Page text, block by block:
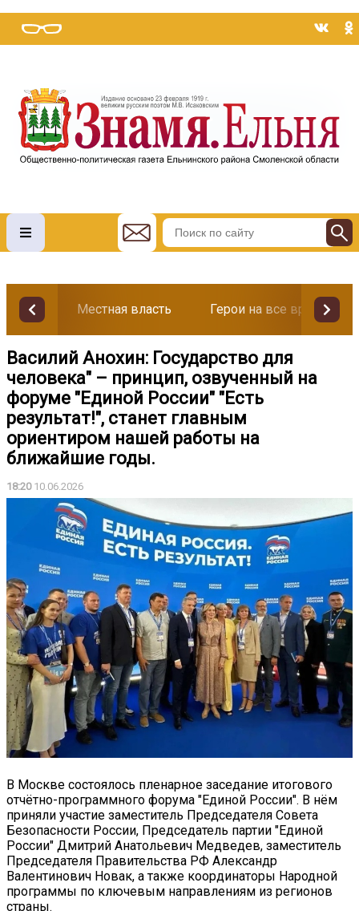
Местная власть Герои на все времена
Василий Анохин: Государство для
человека" – принцип, озвученный на
форуме "Единой России" "Есть
результат!", станет главным
ориентиром нашей работы на
ближайшие годы.
18:2010.06.2026
В Москве состоялось пленарное заседание итогового
отчётно-программного форума "Единой России". В нём
приняли участие заместитель Председателя Совета
Безопасности России, Председатель партии "Единой
России" Дмитрий Анатольевич Медведев, заместитель
Председателя Правительства РФ Александр
Валентинович Новак, а также координаторы Народной
программы по ключевым направлениям из регионов
страны.